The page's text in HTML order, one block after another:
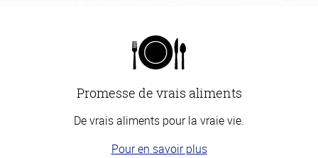
Promesse de vrais aliments
De vrais aliments pour la vraie vie.
Pour en savoir plus